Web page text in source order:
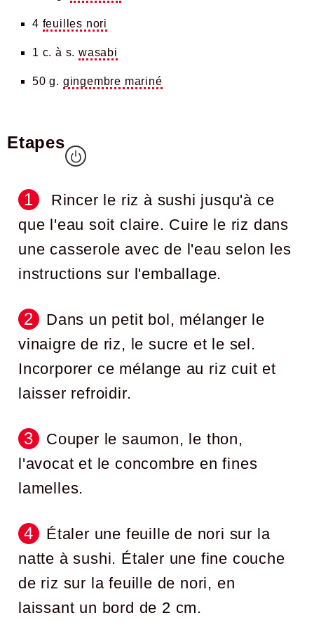
4 feuilles nori
1 c. à s. wasabi
50 g. gingembre mariné
Etapes
Rincer le riz à sushi jusqu'à ce
que l'eau soit claire. Cuire le riz dans
une casserole avec de l'eau selon les
instructions sur l'emballage.
Dans un petit bol, mélanger le
vinaigre de riz, le sucre et le sel.
Incorporer ce mélange au riz cuit et
laisser refroidir.
Couper le saumon, le thon,
l'avocat et le concombre en fines
lamelles.
Étaler une feuille de nori sur la
natte à sushi. Étaler une fine couche
de riz sur la feuille de nori, en
laissant un bord de 2 cm.